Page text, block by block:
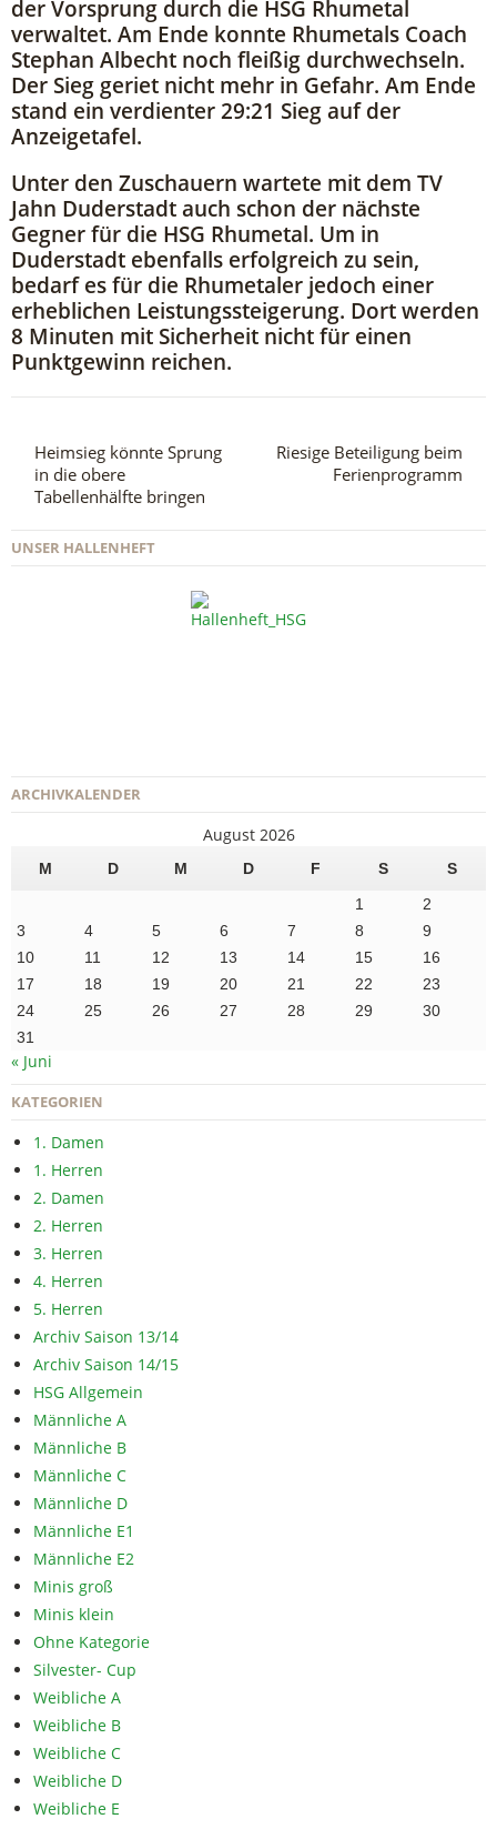
der Vorsprung durch die HSG Rhumetal
verwaltet. Am Ende konnte Rhumetals Coach
Stephan Albecht noch fleißig durchwechseln.
Der Sieg geriet nicht mehr in Gefahr. Am Ende
stand ein verdienter 29:21 Sieg auf der
Anzeigetafel.
Unter den Zuschauern wartete mit dem TV
Jahn Duderstadt auch schon der nächste
Gegner für die HSG Rhumetal. Um in
Duderstadt ebenfalls erfolgreich zu sein,
bedarf es für die Rhumetaler jedoch einer
erheblichen Leistungssteigerung. Dort werden
8 Minuten mit Sicherheit nicht für einen
Punktgewinn reichen.
Heimsieg könnte Sprung
in die obere
Tabellenhälfte bringen
Riesige Beteiligung beim
Ferienprogramm
UNSER HALLENHEFT
ARCHIVKALENDER
August 2026
M D M D F S
S
1
2
3
4 5 6 7 8
9
10
11 12 13 14 15
16
17
18 19 20 21 22
23
24
25 26 27 28 29
30
31
« Juni
KATEGORIEN
1. Damen
1. Herren
2. Damen
2. Herren
3. Herren
4. Herren
5. Herren
Archiv Saison 13/14
Archiv Saison 14/15
HSG Allgemein
Männliche A
Männliche B
Männliche C
Männliche D
Männliche E1
Männliche E2
Minis groß
Minis klein
Ohne Kategorie
Silvester- Cup
Weibliche A
Weibliche B
Weibliche C
Weibliche D
Weibliche E